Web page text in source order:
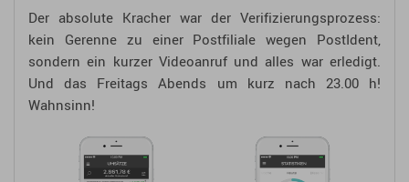
Der absolute Kracher war der Verifizierungsprozess:
kein Gerenne zu einer Postfiliale wegen PostIdent,
sondern ein kurzer Videoanruf und alles war erledigt.
Und das Freitags Abends um kurz nach 23.00 h!
Wahnsinn!